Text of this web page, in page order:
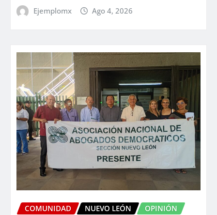
Ejemplomx Ago 4, 2026
COMUNIDAD NUEVO LEÓN OPINIÓN